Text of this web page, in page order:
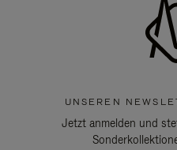
UNSEREN
Jetzt anmelden und